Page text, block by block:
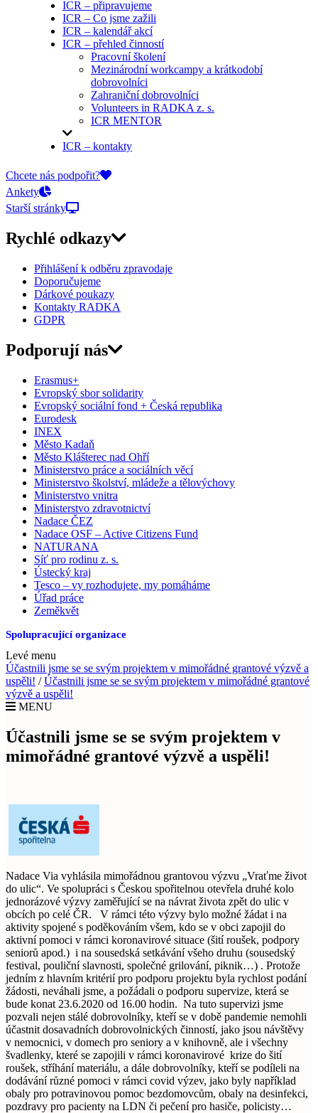
ICR – připravujeme
ICR – Co jsme zažili
ICR – kalendář akcí
ICR – přehled činností
Pracovní školení
Mezinárodní workcampy a krátkodobí
dobrovolníci
Zahraniční dobrovolníci
Volunteers in RADKA z. s.
ICR MENTOR
ICR – kontakty
On-line přihlášky
Chcete nás podpořit?
Ankety
Starší stránky
Rychlé odkazy
Přihlášení k odběru zpravodaje
Doporučujeme
Dárkové poukazy
Kontakty RADKA
GDPR
Podporují nás
Erasmus+
Evropský sbor solidarity
Evropský sociální fond + Česká republika
Eurodesk
INEX
Město Kadaň
Město Klášterec nad Ohří
Ministerstvo práce a sociálních věcí
Ministerstvo školství, mládeže a tělovýchovy
Ministerstvo vnitra
Ministerstvo zdravotnictví
Nadace ČEZ
Nadace OSF – Active Citizens Fund
NATURANA
Síť pro rodinu z. s.
Ústecký kraj
Tesco – vy rozhodujete, my pomáháme
Úřad práce
Zeměkvět
Spolupracující organizace
Levé menu
Účastnili jsme se se svým projektem v mimořádné grantové výzvě a
uspěli! /Účastnili jsme se se svým projektem v mimořádné grantové
výzvě a uspěli!
MENU
Účastnili jsme se se svým projektem v
mimořádné grantové výzvě a uspěli!
Nadace Via vyhlásila mimořádnou grantovou výzvu „Vraťme život
do ulic“. Ve spolupráci s Českou spořitelnou otevřela druhé kolo
jednorázové výzvy zaměřující se na návrat života zpět do ulic v
obcích po celé ČR. V rámci této výzvy bylo možné žádat i na
aktivity spojené s poděkováním všem, kdo se v obci zapojil do
aktivní pomoci v rámci koronavirové situace (šití roušek, podpory
seniorů apod.) i na sousedská setkávání všeho druhu (sousedský
festival, pouliční slavnosti, společné grilování, piknik…) . Protože
jedním z hlavním kritérií pro podporu projektu byla rychlost podání
žádosti, neváhali jsme, a požádali o podporu supervize, která se
bude konat 23.6.2020 od 16.00 hodin. Na tuto supervizi jsme
pozvali nejen stálé dobrovolníky, kteří se v době pandemie nemohli
účastnit dosavadních dobrovolnických činností, jako jsou návštěvy
v nemocnici, v domech pro seniory a v knihovně, ale i všechny
švadlenky, které se zapojili v rámci koronavirové krize do šití
roušek, stříhání materiálu, a dále dobrovolníky, kteří se podíleli na
dodávání různé pomoci v rámci covid výzev, jako byly například
obaly pro potravinovou pomoc bezdomovcům, obaly na desinfekci,
pozdravy pro pacienty na LDN či pečení pro hasiče, policisty…